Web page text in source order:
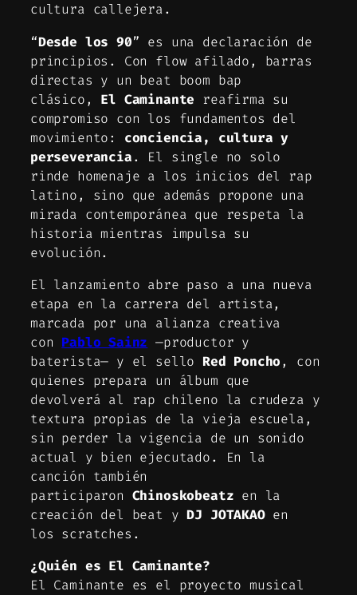
cultura callejera.
“Desde los 90” es una declaración de
principios. Con flow afilado, barras
directas y un beat boom bap
clásico, El Caminante reafirma su
compromiso con los fundamentos del
movimiento: conciencia, cultura y
perseverancia. El single no solo
rinde homenaje a los inicios del rap
latino, sino que además propone una
mirada contemporánea que respeta la
historia mientras impulsa su
evolución.
El lanzamiento abre paso a una nueva
etapa en la carrera del artista,
marcada por una alianza creativa
con Pablo Sainz —productor y
baterista— y el sello Red Poncho, con
quienes prepara un álbum que
devolverá al rap chileno la crudeza y
textura propias de la vieja escuela,
sin perder la vigencia de un sonido
actual y bien ejecutado. En la
canción también
participaron Chinoskobeatz en la
creación del beat yDJ JOTAKAOen
los scratches .
¿Quién es El Caminante?
El Caminante es el proyecto musical